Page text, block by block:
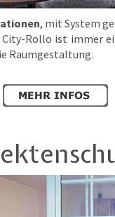
, mit System
City-Rollo ist immer
Raumgestaltung.